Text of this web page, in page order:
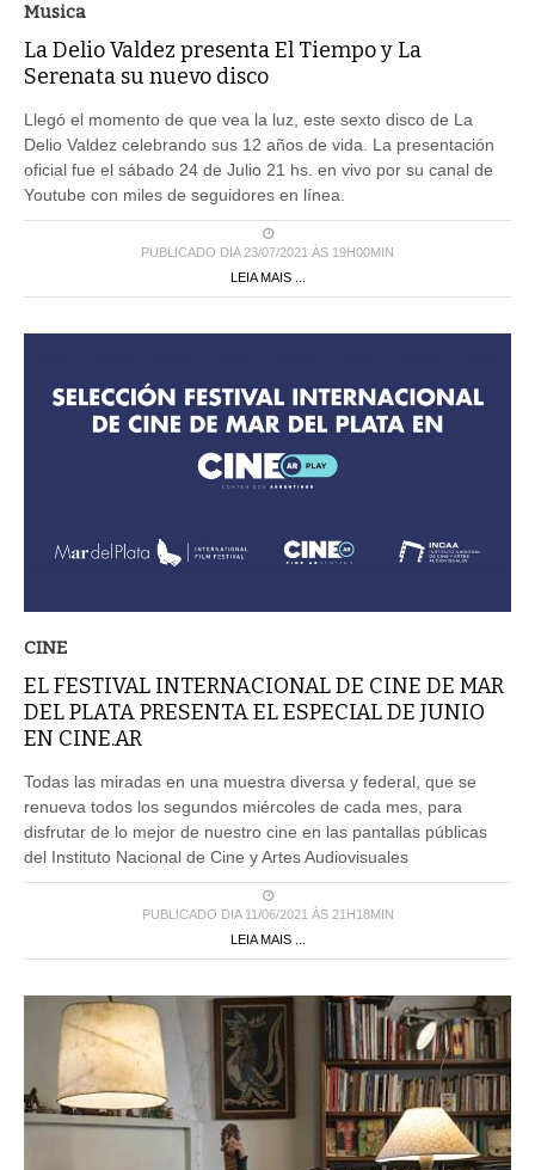
Musica
La Delio Valdez presenta El Tiempo y La
Serenata su nuevo disco
Llegó el momento de que vea la luz, este sexto disco de La
Delio Valdez celebrando sus 12 años de vida. La presentación
oficial fue el sábado 24 de Julio 21 hs. en vivo por su canal de
Youtube con miles de seguidores en línea.
PUBLICADO DIA 23/07/2021 ÀS 19H00MIN
LEIA MAIS ...
CINE
EL FESTIVAL INTERNACIONAL DE CINE DE MAR
DEL PLATA PRESENTA EL ESPECIAL DE JUNIO
EN CINE.AR
Todas las miradas en una muestra diversa y federal, que se
renueva todos los segundos miércoles de cada mes, para
disfrutar de lo mejor de nuestro cine en las pantallas públicas
del Instituto Nacional de Cine y Artes Audiovisuales
PUBLICADO DIA 11/06/2021 ÀS 21H18MIN
LEIA MAIS ...